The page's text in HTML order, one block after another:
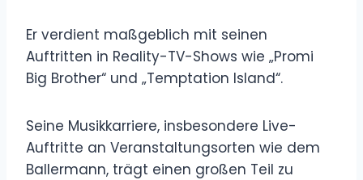
Er verdient maßgeblich mit seinen
Auftritten in Reality-TV-Shows wie „Promi
Big Brother“ und „Temptation Island“.
Seine Musikkarriere, insbesondere Live-
Auftritte an Veranstaltungsorten wie dem
Ballermann, trägt einen großen Teil zu